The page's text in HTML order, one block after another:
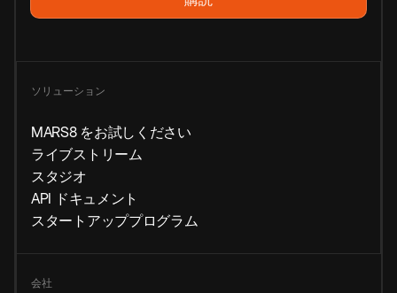
ソリューション
MARS8 をお試しください
ライブストリーム
スタジオ
API ドキュメント
スタートアッププログラム
会社